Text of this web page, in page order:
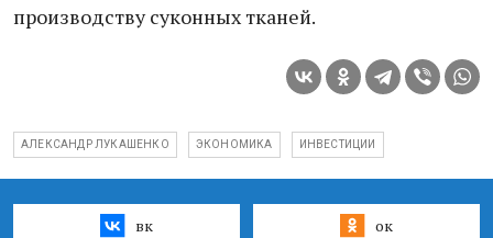
производству суконных тканей.
АЛЕКСАНДР ЛУКАШЕНКО ЭКОНОМИКА ИНВЕСТИЦИИ
вк ок